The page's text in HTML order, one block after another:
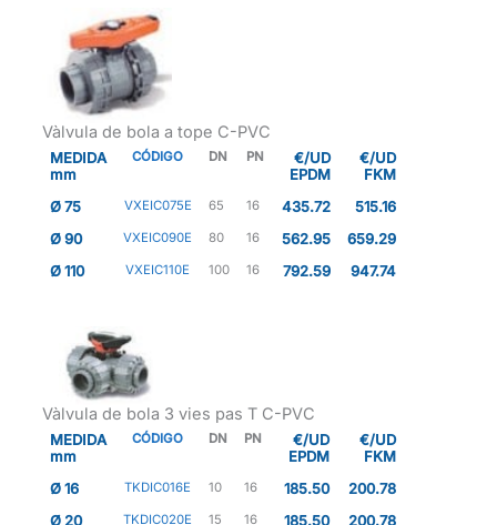
Vàlvula de bola a tope C-PVC
MEDIDA
mm
CÓDIGO DN PN
€/UD
EPDM
€/UD
FKM
Ø 75
VXEIC075E 65 16 435.72
515.16
Ø 90
VXEIC090E 80 16 562.95
659.29
Ø 110
VXEIC110E 100 16 792.59 947.74
Vàlvula de bola 3 vies pas T C-PVC
MEDIDA
mm
CÓDIGO DN PN
€/UD
EPDM
€/UD
FKM
Ø 16
TKDIC016E 10 16 185.50
200.78
Ø 20
TKDIC020E 15 16 185.50
200.78